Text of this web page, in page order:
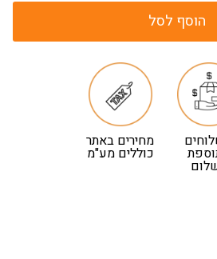
הוסף לסל
מחירים באתר
כוללים מע"מ